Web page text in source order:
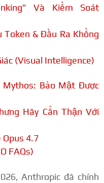
Và Kiểm Soát
Token & Đầu Ra Khổng
(Visual Intelligence)
Mythos: Bảo Mật Được
Hãy Cẩn Thận Với
Opus 4.7
FAQs)
Anthropic đã chính